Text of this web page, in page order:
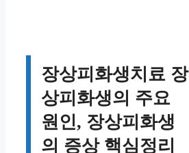
장상피화생치료 장
상피화생의 주요
원인, 장상피화생
의 증상 핵심정리